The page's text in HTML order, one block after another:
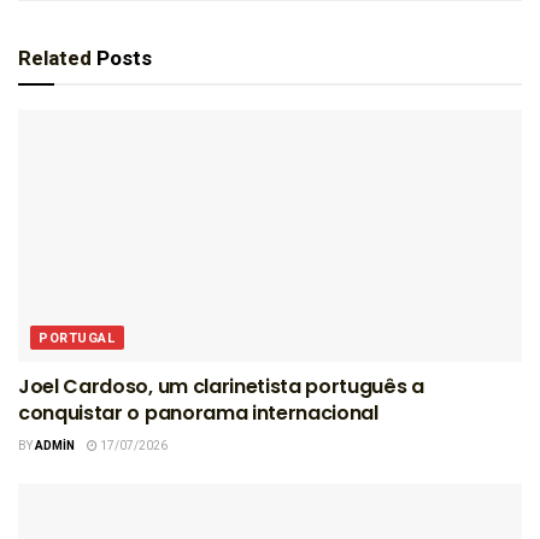
Related Posts
PORTUGAL
Joel Cardoso, um clarinetista português a
conquistar o panorama internacional
BYADMIN 17/07/2026